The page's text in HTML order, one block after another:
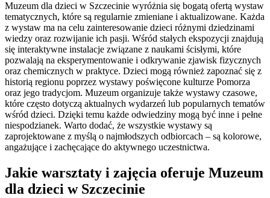
Muzeum dla dzieci w Szczecinie wyróżnia się bogatą ofertą wystaw
tematycznych, które są regularnie zmieniane i aktualizowane. Każda
z wystaw ma na celu zainteresowanie dzieci różnymi dziedzinami
wiedzy oraz rozwijanie ich pasji. Wśród stałych ekspozycji znajdują
się interaktywne instalacje związane z naukami ścisłymi, które
pozwalają na eksperymentowanie i odkrywanie zjawisk fizycznych
oraz chemicznych w praktyce. Dzieci mogą również zapoznać się z
historią regionu poprzez wystawy poświęcone kulturze Pomorza
oraz jego tradycjom. Muzeum organizuje także wystawy czasowe,
które często dotyczą aktualnych wydarzeń lub popularnych tematów
wśród dzieci. Dzięki temu każde odwiedziny mogą być inne i pełne
niespodzianek. Warto dodać, że wszystkie wystawy są
zaprojektowane z myślą o najmłodszych odbiorcach – są kolorowe,
angażujące i zachęcające do aktywnego uczestnictwa.
Jakie warsztaty i zajęcia oferuje Muzeum
dla dzieci w Szczecinie